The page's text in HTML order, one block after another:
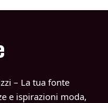
– La tua fonte
e ispirazioni moda,